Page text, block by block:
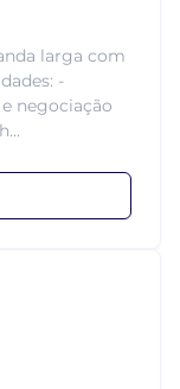
larga com
-
negociação